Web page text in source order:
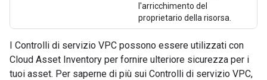
l'arricchimento del
proprietario della risorsa.
I Controlli di servizio VPC possono essere utilizzati con
Cloud Asset Inventory per fornire ulteriore sicurezza per i
tuoi asset. Per saperne di più sui Controlli di servizio VPC,